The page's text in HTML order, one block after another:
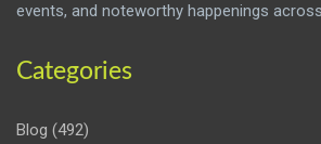
events, and noteworthy happenings
Categories
Blog (492)